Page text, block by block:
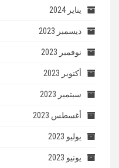
يناير 2024
ديسمبر 2023
نوفمبر 2023
أكتوبر 2023
سبتمبر 2023
أغسطس 2023
يوليو 2023
يونيو 2023